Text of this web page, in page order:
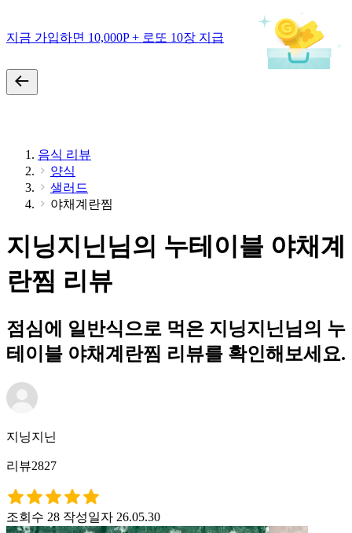
지금 가입하면 10,000P + 로또 10장 지급
음식 리뷰
양식
샐러드
야채계란찜
지닝지닌님의 누테이블 야채계
란찜 리뷰
점심에 일반식으로 먹은 지닝지닌님의 누
테이블 야채계란찜 리뷰를 확인해보세요.
지닝지닌
리뷰2827
조회수 28 작성일자 26.05.30